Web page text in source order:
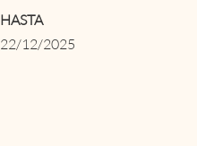
HASTA
22/12/2025